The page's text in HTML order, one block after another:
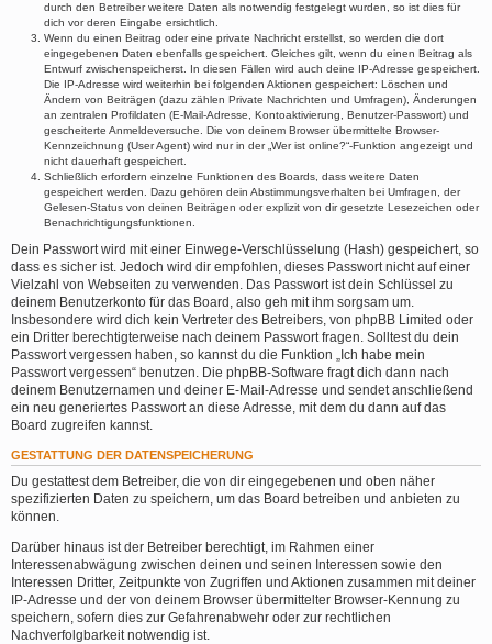
durch den Betreiber weitere Daten als notwendig festgelegt wurden, so ist dies für
dich vor deren Eingabe ersichtlich.
Wenn du einen Beitrag oder eine private Nachricht erstellst, so werden die dort
eingegebenen Daten ebenfalls gespeichert. Gleiches gilt, wenn du einen Beitrag als
Entwurf zwischenspeicherst. In diesen Fällen wird auch deine IP-Adresse gespeichert.
Die IP-Adresse wird weiterhin bei folgenden Aktionen gespeichert: Löschen und
Ändern von Beiträgen (dazu zählen Private Nachrichten und Umfragen), Änderungen
an zentralen Profildaten (E-Mail-Adresse, Kontoaktivierung, Benutzer-Passwort) und
gescheiterte Anmeldeversuche. Die von deinem Browser übermittelte Browser-
Kennzeichnung (User Agent) wird nur in der „Wer ist online?“-Funktion angezeigt und
nicht dauerhaft gespeichert.
Schließlich erfordern einzelne Funktionen des Boards, dass weitere Daten
gespeichert werden. Dazu gehören dein Abstimmungsverhalten bei Umfragen, der
Gelesen-Status von deinen Beiträgen oder explizit von dir gesetzte Lesezeichen oder
Benachrichtigungsfunktionen.
Dein Passwort wird mit einer Einwege-Verschlüsselung (Hash) gespeichert, so
dass es sicher ist. Jedoch wird dir empfohlen, dieses Passwort nicht auf einer
Vielzahl von Webseiten zu verwenden. Das Passwort ist dein Schlüssel zu
deinem Benutzerkonto für das Board, also geh mit ihm sorgsam um.
Insbesondere wird dich kein Vertreter des Betreibers, von phpBB Limited oder
ein Dritter berechtigterweise nach deinem Passwort fragen. Solltest du dein
Passwort vergessen haben, so kannst du die Funktion „Ich habe mein
Passwort vergessen“ benutzen. Die phpBB-Software fragt dich dann nach
deinem Benutzernamen und deiner E-Mail-Adresse und sendet anschließend
ein neu generiertes Passwort an diese Adresse, mit dem du dann auf das
Board zugreifen kannst.
GESTATTUNG DER DATENSPEICHERUNG
Du gestattest dem Betreiber, die von dir eingegebenen und oben näher
spezifizierten Daten zu speichern, um das Board betreiben und anbieten zu
können.
Darüber hinaus ist der Betreiber berechtigt, im Rahmen einer
Interessenabwägung zwischen deinen und seinen Interessen sowie den
Interessen Dritter, Zeitpunkte von Zugriffen und Aktionen zusammen mit deiner
IP-Adresse und der von deinem Browser übermittelter Browser-Kennung zu
speichern, sofern dies zur Gefahrenabwehr oder zur rechtlichen
Nachverfolgbarkeit notwendig ist.